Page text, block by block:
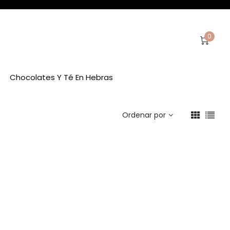
0
Chocolates Y Té En Hebras
Ordenar por